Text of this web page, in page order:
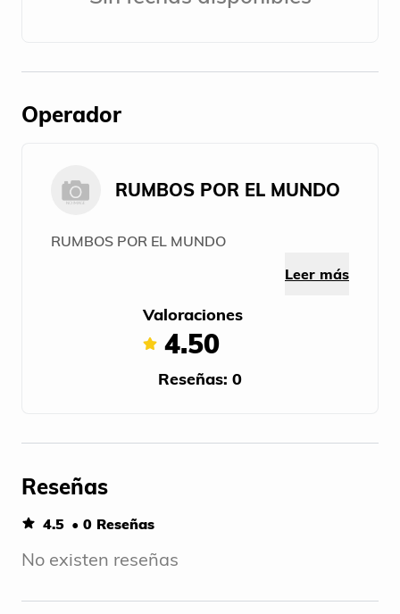
Operador
RUMBOS POR EL MUNDO
RUMBOS POR EL MUNDO
Leer más
Valoraciones
4.50
Reseñas: 0
Reseñas
4.5 • 0 Reseñas
No existen reseñas